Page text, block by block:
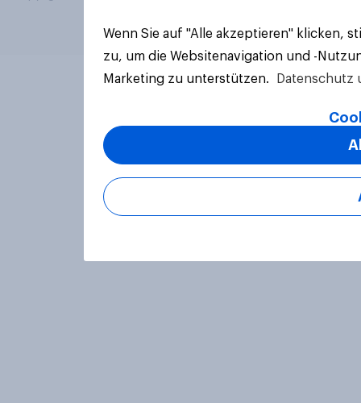
Wenn Sie auf "Alle akzeptieren" klicken,
zu, um die Websitenavigation und -
Marketing zu unterstützen.
Datenschutz